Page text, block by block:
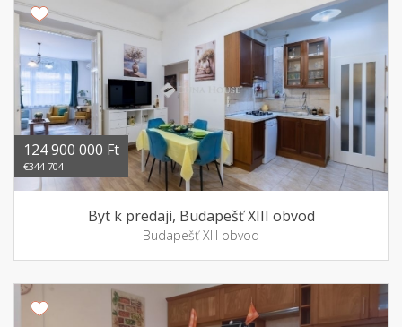
124 900 000 Ft
€344 704
Byt k predaji, Budapešť XIII obvod
Budapešť XIII obvod